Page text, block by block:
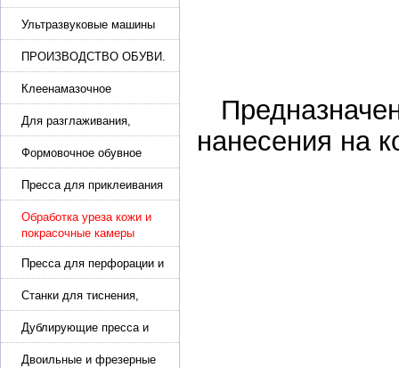
фурнитуры: блочка,
люверсы, петля
Ультразвуковые машины
для сварки
ПРОИЗВОДСТВО ОБУВИ.
Машины для изготовления
обуви
Клеенамазочное
оборудование и активаторы
клея
Для разглаживания,
разбивания и герметизации
шва
Формовочное обувное
оборудование
Пресса для приклеивания
подошвы и прибивки
каблука
Обработка уреза кожи и
покрасочные камеры
Пресса для перфорации и
тиснения
Станки для тиснения,
нанесения логотипа и
нумераторы
Дублирующие пресса и
утюги для разглаживания
кожи
Двоильные и фрезерные
нанесения на